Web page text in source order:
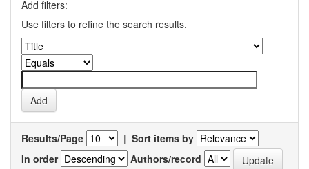
Add filters:
Use filters to refine the search results.
Results/Page | Sort items by
In order
Authors/record